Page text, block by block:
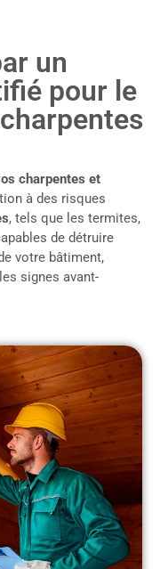
un
pour le
charpentes et
à des risques
, tels que les termites,
de détruire
votre bâtiment,
signes avant-